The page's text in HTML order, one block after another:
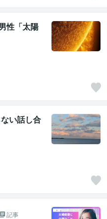
性「太陽
い話し合
記事